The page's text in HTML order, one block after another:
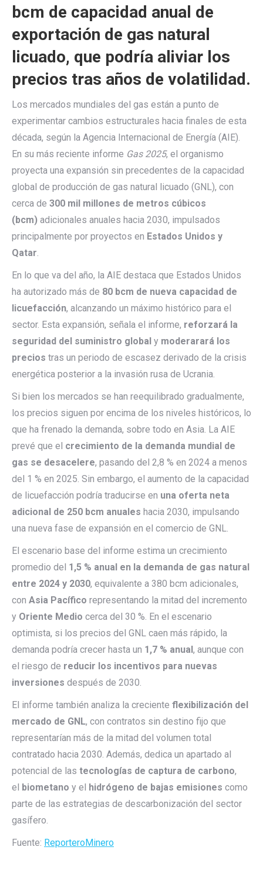
bcm de capacidad anual de
exportación de gas natural
licuado, que podría aliviar los
precios tras años de volatilidad.
Los mercados mundiales del gas están a punto de
experimentar cambios estructurales hacia finales de esta
década, según la Agencia Internacional de Energía (AIE).
En su más reciente informe Gas 2025, el organismo
proyecta una expansión sin precedentes de la capacidad
global de producción de gas natural licuado (GNL), con
cerca de 300 mil millones de metros cúbicos
(bcm) adicionales anuales hacia 2030, impulsados
principalmente por proyectos en Estados Unidos y
Qatar.
En lo que va del año, la AIE destaca que Estados Unidos
ha autorizado más de 80 bcm de nueva capacidad de
licuefacción, alcanzando un máximo histórico para el
sector. Esta expansión, señala el informe, reforzará la
seguridad del suministro global y moderarará los
precios tras un periodo de escasez derivado de la crisis
energética posterior a la invasión rusa de Ucrania.
Si bien los mercados se han reequilibrado gradualmente,
los precios siguen por encima de los niveles históricos, lo
que ha frenado la demanda, sobre todo en Asia. La AIE
prevé que el crecimiento de la demanda mundial de
gas se desacelere, pasando del 2,8 % en 2024 a menos
del 1 % en 2025. Sin embargo, el aumento de la capacidad
de licuefacción podría traducirse en una oferta neta
adicional de 250 bcm anuales hacia 2030, impulsando
una nueva fase de expansión en el comercio de GNL.
El escenario base del informe estima un crecimiento
promedio del 1,5 % anual en la demanda de gas natural
entre 2024 y 2030, equivalente a 380 bcm adicionales,
con Asia Pacífico representando la mitad del incremento
y Oriente Medio cerca del 30 %. En el escenario
optimista, si los precios del GNL caen más rápido, la
demanda podría crecer hasta un 1,7 % anual, aunque con
el riesgo de reducir los incentivos para nuevas
inversiones después de 2030.
El informe también analiza la creciente flexibilización del
mercado de GNL, con contratos sin destino fijo que
representarían más de la mitad del volumen total
contratado hacia 2030. Además, dedica un apartado al
potencial de las tecnologías de captura de carbono,
el biometano y el hidrógeno de bajas emisiones como
parte de las estrategias de descarbonización del sector
gasífero.
Fuente: ReporteroMinero